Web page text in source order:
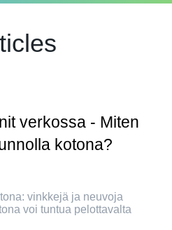
verkossa - Miten
kotona?
vinkkejä ja neuvoja
voi tuntua pelottavalta